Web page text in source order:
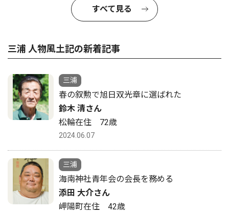
すべて見る
三浦 人物風土記の新着記事
三浦
春の叙勲で旭日双光章に選ばれた
鈴木 清さん
松輪在住 72歳
2024.06.07
三浦
海南神社青年会の会長を務める
添田 大介さん
岬陽町在住 42歳